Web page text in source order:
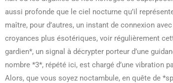
aussi profonde que le ciel nocturne qu’il
maître, pour d’autres, un instant de connexion
croyances plus ésotériques, voir régulièrement
gardien*, un signal à décrypter porteur d’une
nombre *3*, répété ici, est chargé d’une
Alors, que vous soyez noctambule, en quête de